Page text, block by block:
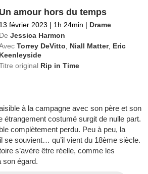
Un amour hors du temps
13 février 2023 | 1h 24min | Drame
De Jessica Harmon
Torrey DeVitto Niall Matter, Eric
Keenleyside
original Rip in Time
à la campagne avec son père et son
étrangement costumé surgit de nulle part.
complètement perdu. Peu à peu, la
se souvient… qu’il vient du 18ème siècle.
s’avère être réelle, comme les
son égard.